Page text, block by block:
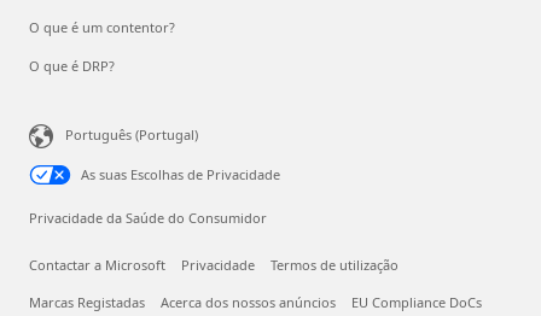
O que é um contentor?
O que é DRP?
Português (Portugal)
As suas Escolhas de Privacidade
Privacidade da Saúde do Consumidor
Contactar a Microsoft Privacidade Termos de utilização
Marcas Registadas Acerca dos nossos anúncios EU Compliance DoCs